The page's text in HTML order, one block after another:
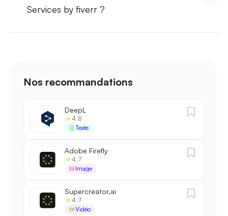
Services by fiverr ?
Nos recommandations
DeepL
4.8
Texte
Adobe Firefly
4.7
Image
Supercreator.ai
4.7
Vidéo